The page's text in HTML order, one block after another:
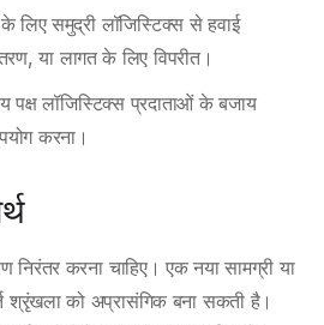
लिए समुद्री लॉजिस्टिक्स से हवाई
या लागत के लिए विपरीत।
पक्ष लॉजिस्टिक्स प्रदाताओं के बजाय
करना।
निरंतर करना चाहिए। एक नया सामग्री या
श्रृंखला को अप्रासंगिक बना सकती है।